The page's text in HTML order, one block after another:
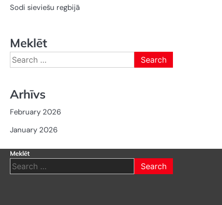
Sodi sieviešu regbijā
Meklēt
Search
for:
Arhīvs
February 2026
January 2026
Meklēt
Search
for: